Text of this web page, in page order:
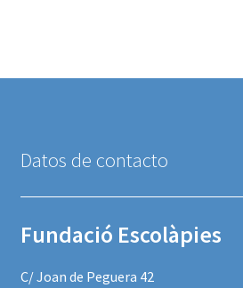
Datos de contacto
Fundació Escolàpies
C/ Joan de Peguera 42